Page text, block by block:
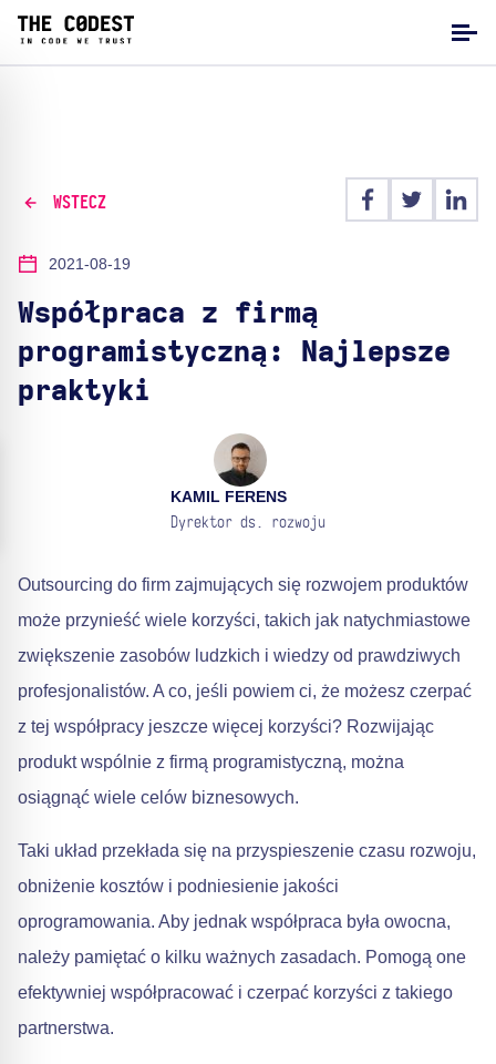
WSTECZ
2021-08-19
Współpraca z firmą
programistyczną: Najlepsze
praktyki
KAMIL FERENS
Dyrektor ds. rozwoju
Outsourcing do firm zajmujących się rozwojem produktów
może przynieść wiele korzyści, takich jak natychmiastowe
zwiększenie zasobów ludzkich i wiedzy od prawdziwych
profesjonalistów. A co, jeśli powiem ci, że możesz czerpać
z tej współpracy jeszcze więcej korzyści? Rozwijając
produkt wspólnie z firmą programistyczną, można
osiągnąć wiele celów biznesowych.
Taki układ przekłada się na przyspieszenie czasu rozwoju,
obniżenie kosztów i podniesienie jakości
oprogramowania. Aby jednak współpraca była owocna,
należy pamiętać o kilku ważnych zasadach. Pomogą one
efektywniej współpracować i czerpać korzyści z takiego
partnerstwa.